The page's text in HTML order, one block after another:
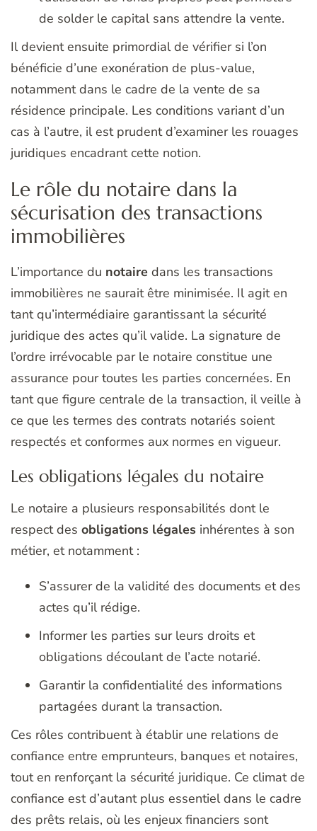
de solder le capital sans attendre la vente.
Il devient ensuite primordial de vérifier si l’on
bénéficie d’une exonération de plus-value,
notamment dans le cadre de la vente de sa
résidence principale. Les conditions variant d’un
cas à l’autre, il est prudent d’examiner les rouages
juridiques encadrant cette notion.
Le rôle du notaire dans la
sécurisation des transactions
immobilières
L’importance du notaire dans les transactions
immobilières ne saurait être minimisée. Il agit en
tant qu’intermédiaire garantissant la sécurité
juridique des actes qu’il valide. La signature de
l’ordre irrévocable par le notaire constitue une
assurance pour toutes les parties concernées. En
tant que figure centrale de la transaction, il veille à
ce que les termes des contrats notariés soient
respectés et conformes aux normes en vigueur.
Les obligations légales du notaire
Le notaire a plusieurs responsabilités dont le
respect des obligations légales inhérentes à son
métier, et notamment :
S’assurer de la validité des documents et des
actes qu’il rédige.
Informer les parties sur leurs droits et
obligations découlant de l’acte notarié.
Garantir la confidentialité des informations
partagées durant la transaction.
Ces rôles contribuent à établir une relations de
confiance entre emprunteurs, banques et notaires,
tout en renforçant la sécurité juridique. Ce climat de
confiance est d’autant plus essentiel dans le cadre
des prêts relais, où les enjeux financiers sont